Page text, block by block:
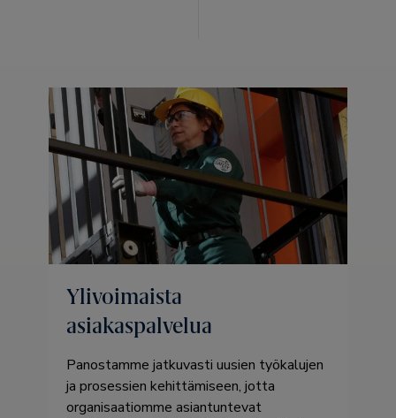
Ylivoimaista
asiakaspalvelua
Panostamme jatkuvasti uusien työkalujen
ja prosessien kehittämiseen, jotta
organisaatiomme asiantuntevat